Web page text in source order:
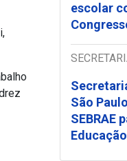
escolar
São
SEBRAE